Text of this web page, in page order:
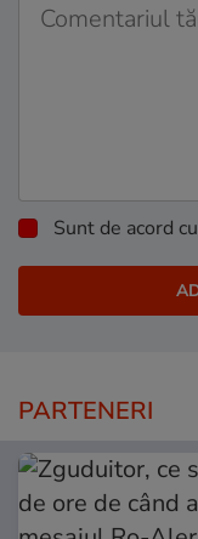
Sunt de acord cu
PARTENERI